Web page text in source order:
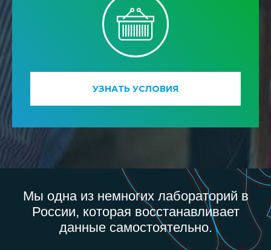
УЗНАТЬ УСЛОВИЯ
Мы одна из немногих лабораторий в
России, которая восстанавливает
данные самостоятельно.